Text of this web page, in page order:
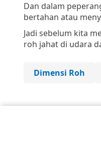
Dan dalam
bertahan atau
Jadi sebelum kita
roh jahat di udara
Dimensi Roh